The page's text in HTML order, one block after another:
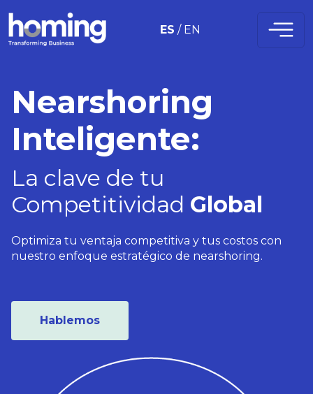
ES / EN
Nearshoring
Inteligente:
La clave de tu
Competitividad Global
Optimiza tu ventaja competitiva y tus costos con
nuestro enfoque estratégico de nearshoring.
Hablemos